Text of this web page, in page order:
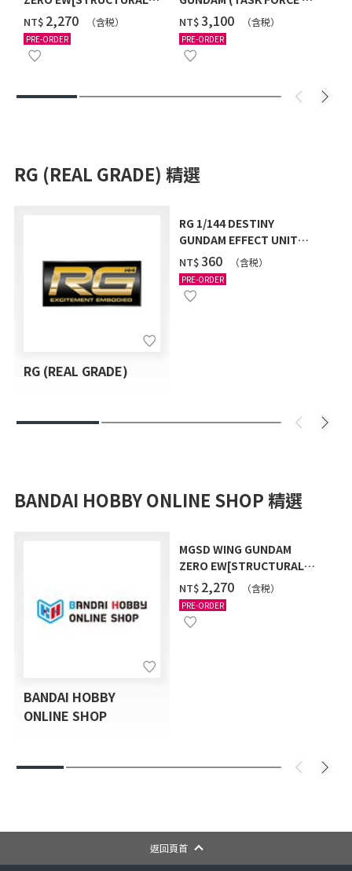
COATING/BLACK] [2026年
12月發送]
NT$ ‌2,270 （含税）
PRE-ORDER
Ver.) [2026年10月發送]
NT$‌3,100 （含税）
PRE-ORDER
RG (REAL GRADE) 精選
RG (REAL GRADE)
RG 1/144 DESTINY
GUNDAM EFFECT UNIT
"LIGHTNING WING" [2026
年9月發送]
NT$‌360 （含税）
PRE-ORDER
BANDAI HOBBY ONLINE SHOP 精選
BANDAI HOBBY
ONLINE SHOP
MGSD WING GUNDAM
ZERO EW[STRUCTURAL
COATING/BLACK] [2026年
12月發送]
NT$ ‌2,270 （含税）
PRE-ORDER
返回頁首